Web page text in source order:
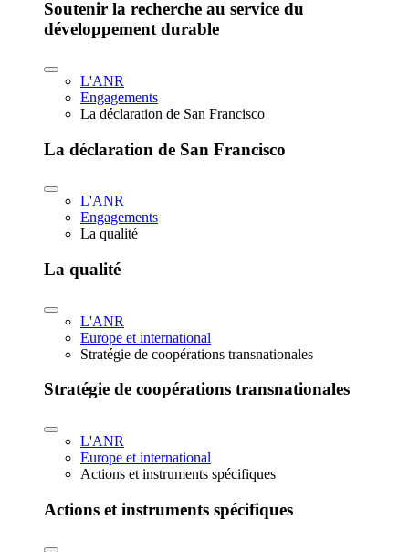
Soutenir la recherche au service du
développement durable
L'ANR
Engagements
La déclaration de San Francisco
La déclaration de San Francisco
L'ANR
Engagements
La qualité
La qualité
L'ANR
Europe et international
Stratégie de coopérations transnationales
Stratégie de coopérations transnationales
L'ANR
Europe et international
Actions et instruments spécifiques
Actions et instruments spécifiques